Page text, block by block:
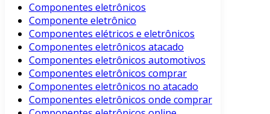
Componentes eletrônicos
Componente eletrônico
Componentes elétricos e eletrônicos
Componentes eletrônicos atacado
Componentes eletrônicos automotivos
Componentes eletrônicos comprar
Componentes eletrônicos no atacado
Componentes eletrônicos onde comprar